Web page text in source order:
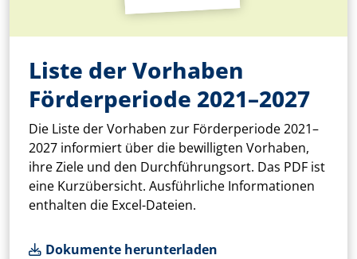
Liste der Vorhaben
Förderperiode 2021–2027
Die Liste der Vorhaben zur Förderperiode 2021–
2027 informiert über die bewilligten Vorhaben,
ihre Ziele und den Durchführungsort. Das PDF ist
eine Kurzübersicht. Ausführliche Informationen
enthalten die Excel-Dateien.
Dokumente herunterladen